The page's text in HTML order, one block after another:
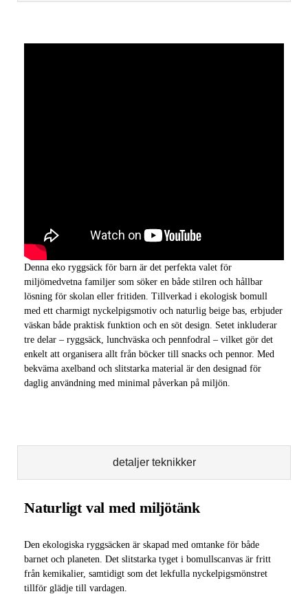
detaljer teknikker
Denna eko ryggsäck för barn är det perfekta valet för
miljömedvetna familjer som söker en både stilren och hållbar
lösning för skolan eller fritiden. Tillverkad i ekologisk bomull
med ett charmigt nyckelpigsmotiv och naturlig beige bas, erbjuder
väskan både praktisk funktion och en söt design. Setet inkluderar
tre delar – ryggsäck, lunchväska och pennfodral – vilket gör det
enkelt att organisera allt från böcker till snacks och pennor. Med
bekväma axelband och slitstarka material är den designad för
daglig användning med minimal påverkan på miljön.
Naturligt val med miljötänk
Den ekologiska ryggsäcken är skapad med omtanke för både
barnet och planeten. Det slitstarka tyget i bomullscanvas är fritt
från kemikalier, samtidigt som det lekfulla nyckelpigsmönstret
tillför glädje till vardagen.